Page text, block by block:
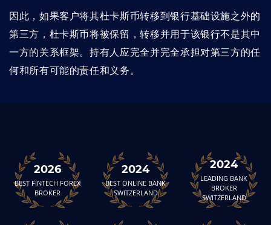
因此，如果客户将其杜卡斯币转移到银行基础设施之外的
第三方，杜卡斯币将被保留，转移并用于该银行不是其中
一方的关系框架。持有人应完全并完全承担对第三方的任
何和所有可能的责任和义务。
2026
BEST FINTECH FOREX
BROKER
2024
BEST ONLINE BANK
SWITZERLAND
2024
LEADING BANK
BROKER
SWITZERLAND